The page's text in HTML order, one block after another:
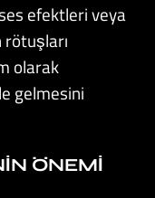
efektleri veya
olarak
gelmesini
ÖNEMI